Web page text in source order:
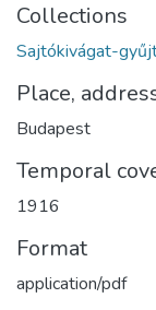
Collections
Sajtókivágat-
Place,
Budapest
Temporal
1916
Format
application/pdf